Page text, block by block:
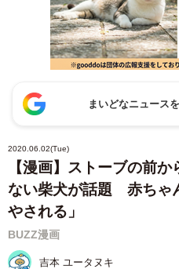
まいどなニュース
2020.06.02(Tue)
【漫画】ストーブの前
ない柴犬が話題 赤ちゃ
やされる」
BUZZ漫画
吉本 ユータヌキ